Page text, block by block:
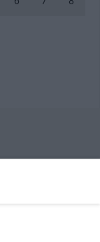
Informacyjny Miasta